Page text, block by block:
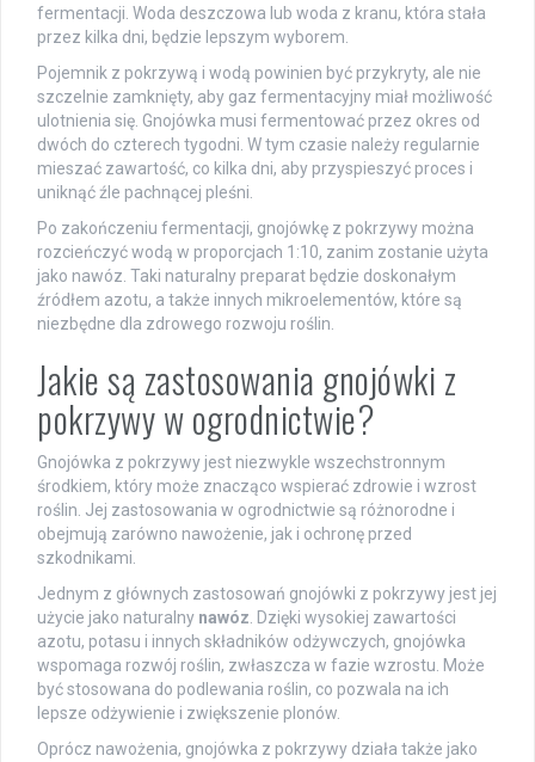
fermentacji. Woda deszczowa lub woda z kranu, która stała
przez kilka dni, będzie lepszym wyborem.
Pojemnik z pokrzywą i wodą powinien być przykryty, ale nie
szczelnie zamknięty, aby gaz fermentacyjny miał możliwość
ulotnienia się. Gnojówka musi fermentować przez okres od
dwóch do czterech tygodni. W tym czasie należy regularnie
mieszać zawartość, co kilka dni, aby przyspieszyć proces i
uniknąć źle pachnącej pleśni.
Po zakończeniu fermentacji, gnojówkę z pokrzywy można
rozcieńczyć wodą w proporcjach 1:10, zanim zostanie użyta
jako nawóz. Taki naturalny preparat będzie doskonałym
źródłem azotu, a także innych mikroelementów, które są
niezbędne dla zdrowego rozwoju roślin.
Jakie są zastosowania gnojówki z
pokrzywy w ogrodnictwie?
Gnojówka z pokrzywy jest niezwykle wszechstronnym
środkiem, który może znacząco wspierać zdrowie i wzrost
roślin. Jej zastosowania w ogrodnictwie są różnorodne i
obejmują zarówno nawożenie, jak i ochronę przed
szkodnikami.
Jednym z głównych zastosowań gnojówki z pokrzywy jest jej
użycie jako naturalny nawóz . Dzięki wysokiej zawartości
azotu, potasu i innych składników odżywczych, gnojówka
wspomaga rozwój roślin, zwłaszcza w fazie wzrostu. Może
być stosowana do podlewania roślin, co pozwala na ich
lepsze odżywienie i zwiększenie plonów.
Oprócz nawożenia, gnojówka z pokrzywy działa także jako